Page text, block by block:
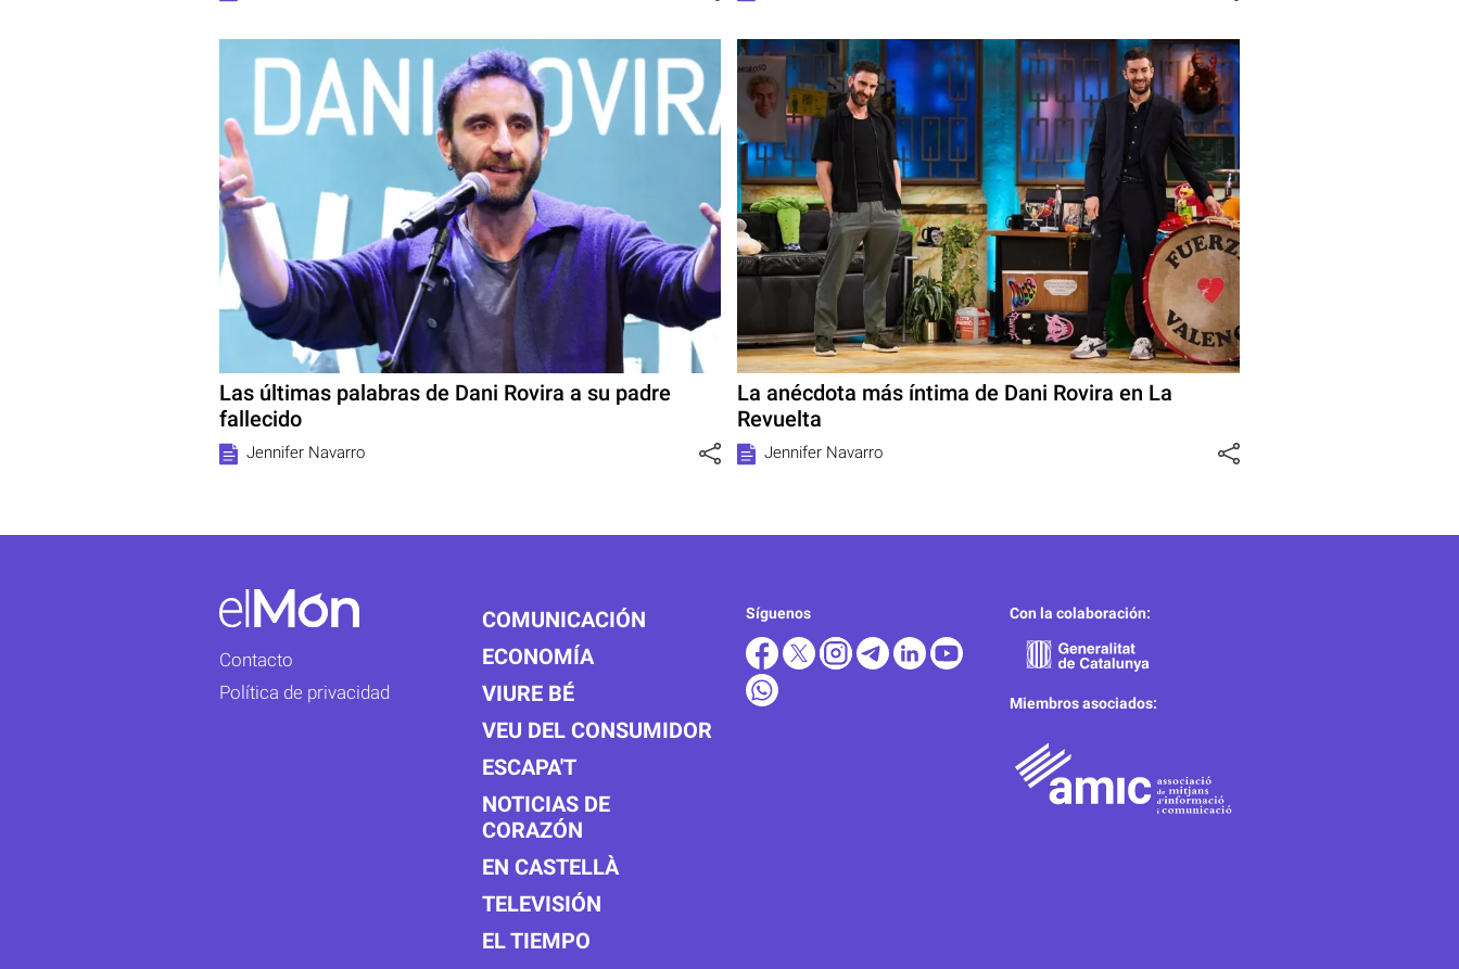
Las últimas palabras de Dani Rovira a su padre
fallecido
Jennifer Navarro
La anécdota más íntima de Dani Rovira en La
Revuelta
Jennifer Navarro
Contacto
Política de privacidad
COMUNICACIÓN
ECONOMÍA
VIURE BÉ
VEU DEL CONSUMIDOR
ESCAPA'T
NOTICIAS DE
CORAZÓN
EN CASTELLÀ
TELEVISIÓN
EL TIEMPO
Síguenos Con la colaboración:
Miembros asociados: